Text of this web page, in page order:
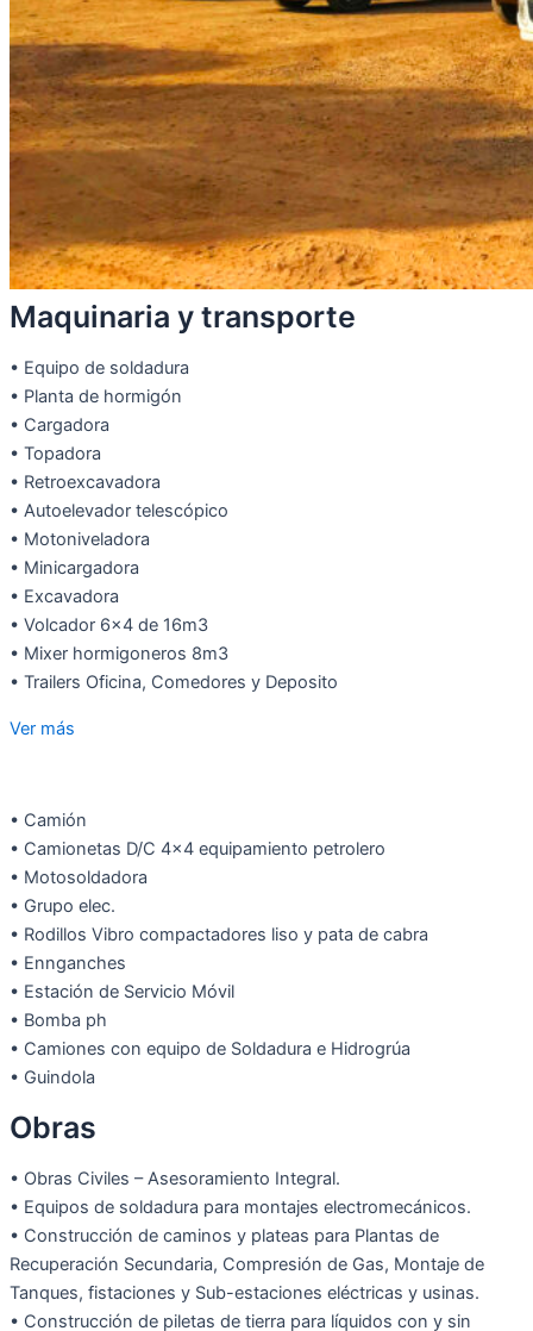
Maquinaria y transporte
• Equipo de soldadura
• Planta de hormigón
• Cargadora
• Topadora
• Retroexcavadora
• Autoelevador telescópico
• Motoniveladora
• Minicargadora
• Excavadora
• Volcador 6×4 de 16m3
• Mixer hormigoneros 8m3
• Trailers Oficina, Comedores y Deposito
Ver más
• Camión
• Camionetas D/C 4×4 equipamiento petrolero
• Motosoldadora
• Grupo elec.
• Rodillos Vibro compactadores liso y pata de cabra
• Ennganches
• Estación de Servicio Móvil
• Bomba ph
• Camiones con equipo de Soldadura e Hidrogrúa
• Guindola
Obras
• Obras Civiles – Asesoramiento Integral.
• Equipos de soldadura para montajes electromecánicos.
• Construcción de caminos y plateas para Plantas de
Recuperación Secundaria, Compresión de Gas, Montaje de
Tanques, fistaciones y Sub-estaciones eléctricas y usinas.
• Construcción de piletas de tierra para líquidos con y sin